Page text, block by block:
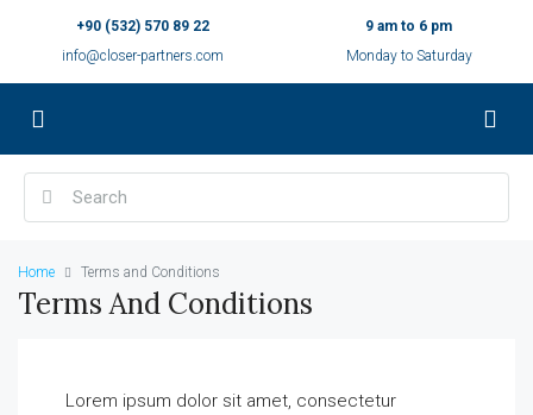
+90 (532) 570 89 22
info@closer-partners.com
9 am to 6 pm
Monday to Saturday
Home Terms and Conditions
Terms And Conditions
Lorem ipsum dolor sit amet, consectetur